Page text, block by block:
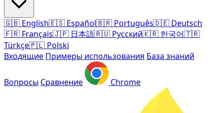
🇬🇧 English🇪🇸 Español🇧🇷 Português🇩🇪 Deutsch
🇫🇷 Français🇯🇵 日本語🇷🇺 Русский🇰🇷 한국어🇹🇷
Türkçe🇵🇱 Polski
Входящие Примеры использования База знаний
Вопросы Сравнение Chrome